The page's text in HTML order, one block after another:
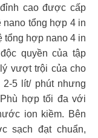
cao được cấp
nano tổng hợp 4 in
tổng hợp nano 4 in
quyền của tập
vượt trội của cho
5 lít/ phút nhưng
hợp tối đa với
ion kiềm. Bên
sạch đạt chuẩn,